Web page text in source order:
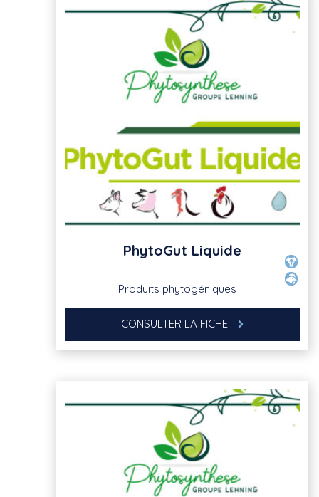
PhytoGut Liquide
Produits phytogéniques
CONSULTER LA FICHE